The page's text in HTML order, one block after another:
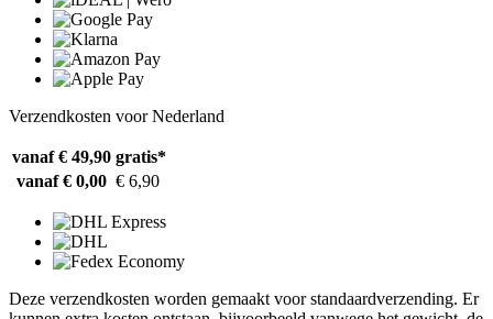
Verzendkosten voor Nederland
vanaf € 49,90 gratis*
vanaf € 0,00 € 6,90
Deze verzendkosten worden gemaakt voor standaardverzending. Er